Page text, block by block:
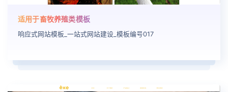
适用于畜牧养殖类模板
响应式网站模板_一站式网站建设_模板编号017